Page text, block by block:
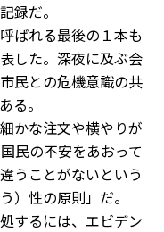
録だ。
ばれる最後の１本も
した。深夜に及ぶ会
民との危機意識の共
る。
かな注文や横やりが
民の不安をあおって
うことがないという
）性の原則」だ。
するには、エビデン